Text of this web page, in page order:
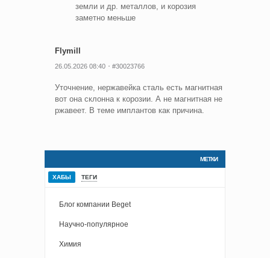
земли и др. металлов, и корозия
заметно меньше
Flymill
26.05.2026 08:40 #30023766
Уточнение, нержавейка сталь есть магнитная
вот она склонна к корозии. А не магнитная не
ржавеет. В теме имплантов как причина.
МЕТКИ
ХАБЫ ТЕГИ
Блог компании Beget
Научно-популярное
Химия